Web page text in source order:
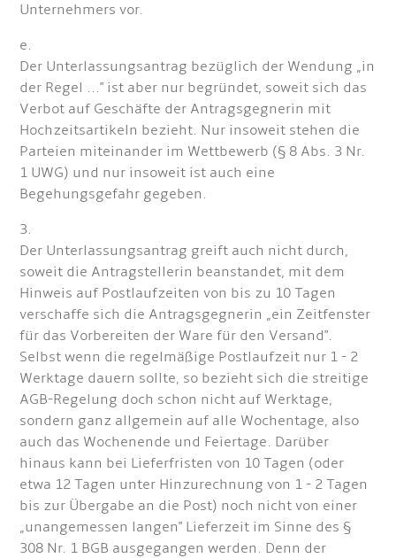
Unternehmers vor.
e.
Der Unterlassungsantrag bezüglich der Wendung „in
der Regel ..." ist aber nur begründet, soweit sich das
Verbot auf Geschäfte der Antragsgegnerin mit
Hochzeitsartikeln bezieht. Nur insoweit stehen die
Parteien miteinander im Wettbewerb (§ 8 Abs. 3 Nr.
1 UWG) und nur insoweit ist auch eine
Begehungsgefahr gegeben.
3.
Der Unterlassungsantrag greift auch nicht durch,
soweit die Antragstellerin beanstandet, mit dem
Hinweis auf Postlaufzeiten von bis zu 10 Tagen
verschaffe sich die Antragsgegnerin „ein Zeitfenster
für das Vorbereiten der Ware für den Versand".
Selbst wenn die regelmäßige Postlaufzeit nur 1 - 2
Werktage dauern sollte, so bezieht sich die streitige
AGB-Regelung doch schon nicht auf Werktage,
sondern ganz allgemein auf alle Wochentage, also
auch das Wochenende und Feiertage. Darüber
hinaus kann bei Lieferfristen von 10 Tagen (oder
etwa 12 Tagen unter Hinzurechnung von 1 - 2 Tagen
bis zur Übergabe an die Post) noch nicht von einer
„unangemessen langen" Lieferzeit im Sinne des §
308 Nr. 1 BGB ausgegangen werden. Denn der